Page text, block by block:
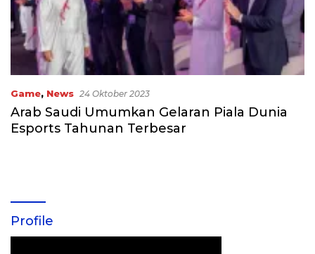
Game, News 24 Oktober 2023
Arab Saudi Umumkan Gelaran Piala Dunia
Esports Tahunan Terbesar
Profile